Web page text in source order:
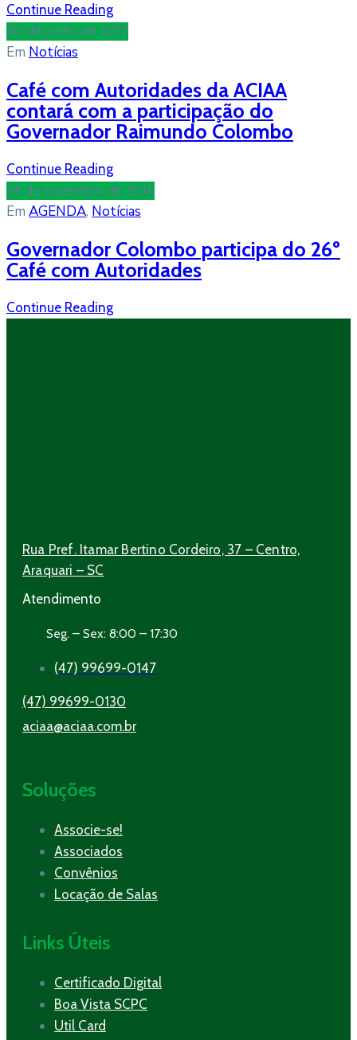
Continue Reading
20 de junho de 2017
Em Notícias
Café com Autoridades da ACIAA
contará com a participação do
Governador Raimundo Colombo
Continue Reading
24 de novembro de 2016
Em AGENDA‚ Notícias
Governador Colombo participa do 26º
Café com Autoridades
Continue Reading
Rua Pref. Itamar Bertino Cordeiro, 37 – Centro,
Araquari – SC
Atendimento
Seg. – Sex: 8:00 – 17:30
(47) 99699-0147
(47) 99699-0130
aciaa@aciaa.com.br
Soluções
Associe-se!
Associados
Convênios
Locação de Salas
Links Úteis
Certificado Digital
Boa Vista SCPC
Util Card